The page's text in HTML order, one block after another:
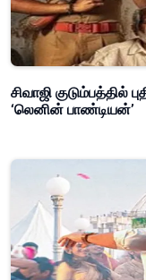
சிவாஜி
‘லெனின் பாண்டியன்’